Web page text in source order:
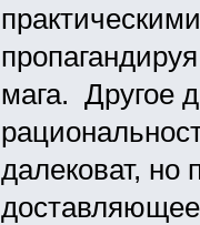
мага. Другое
далековат, но